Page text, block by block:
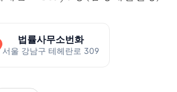
법률사무소번화
서울 강남구 테헤란로 309